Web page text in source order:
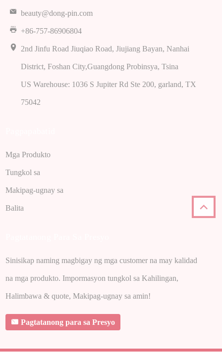
beauty@dong-pin.com
+86-757-86906804
2nd Jinfu Road Jiuqiao Road, Jiujiang Bayan, Nanhai
District, Foshan City,Guangdong Probinsya, Tsina
US Warehouse: 1036 S Jupiter Rd Ste 200, garland, TX
75042
Mga Produkto
Tungkol sa
Makipag-ugnay sa
Balita
Sinisikap naming magbigay ng mga customer na may kalidad
na mga produkto. Impormasyon tungkol sa Kahilingan,
Halimbawa & quote, Makipag-ugnay sa amin!
Pagtatanong para sa Presyo